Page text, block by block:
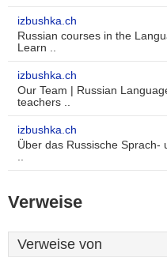
izbushka.ch
Russian courses in the
Learn ..
izbushka.ch
Our Team | Russian
teachers ..
izbushka.ch
Über das Russische Sprach-
..
Verweise
Verweise von